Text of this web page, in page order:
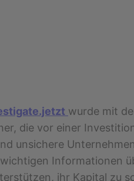
wurde mit
die vor einer
unsichere
Informationen
ihr Kapital zu